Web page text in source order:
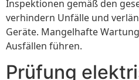
Inspektionen gemäß den
verhindern Unfälle und
Geräte. Mangelhafte
Ausfällen führen.
Prüfung